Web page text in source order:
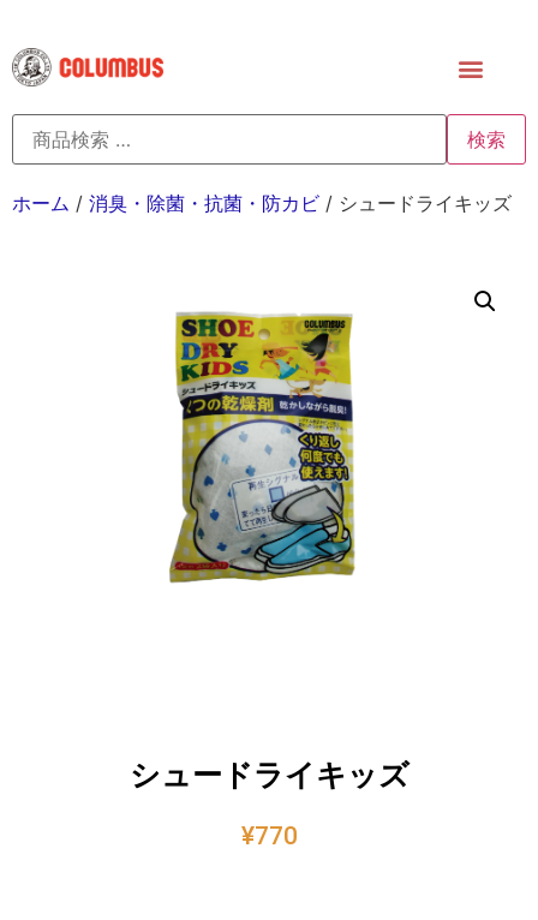
検索
ホーム / 消臭・除菌・抗菌・防カビ / シュードライキッズ
シュードライキッズ
¥770